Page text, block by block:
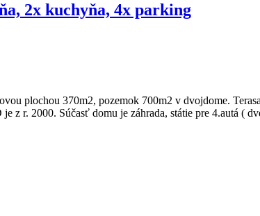
2x kuchyňa, 4x parking
plochou 370m2, pozemok 700m2 v dvojdome.
z r. 2000. Súčasť domu je záhrada, státie pre 4.autá (